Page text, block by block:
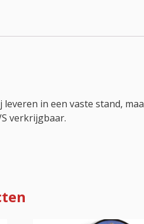
in een vaste stand,
verkrijgbaar.